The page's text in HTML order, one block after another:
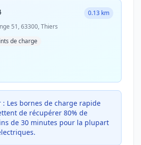
0.13 km
51, 63300, Thiers
de charge
: Les bornes de charge rapide
de récupérer 80% de
de 30 minutes pour la plupart